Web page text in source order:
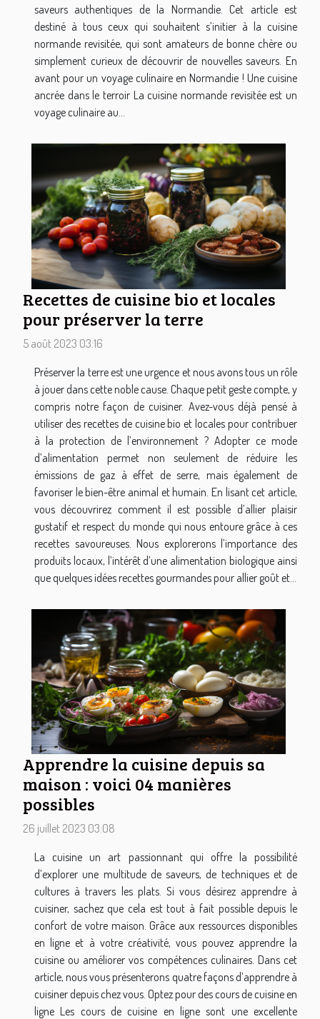
saveurs authentiques de la Normandie. Cet article est
destiné à tous ceux qui souhaitent s’initier à la cuisine
normande revisitée, qui sont amateurs de bonne chère ou
simplement curieux de découvrir de nouvelles saveurs. En
avant pour un voyage culinaire en Normandie ! Une cuisine
ancrée dans le terroir La cuisine normande revisitée est un
voyage culinaire au...
Recettes de cuisine bio et locales
pour préserver la terre
5 août 2023 03:16
Préserver la terre est une urgence et nous avons tous un rôle
à jouer dans cette noble cause. Chaque petit geste compte, y
compris notre façon de cuisiner. Avez-vous déjà pensé à
utiliser des recettes de cuisine bio et locales pour contribuer
à la protection de l’environnement ? Adopter ce mode
d’alimentation permet non seulement de réduire les
émissions de gaz à effet de serre, mais également de
favoriser le bien-être animal et humain. En lisant cet article,
vous découvrirez comment il est possible d’allier plaisir
gustatif et respect du monde qui nous entoure grâce à ces
recettes savoureuses. Nous explorerons l’importance des
produits locaux, l’intérêt d’une alimentation biologique ainsi
que quelques idées recettes gourmandes pour allier goût et...
Apprendre la cuisine depuis sa
maison : voici 04 manières
possibles
26 juillet 2023 03:08
La cuisine un art passionnant qui offre la possibilité
d’explorer une multitude de saveurs, de techniques et de
cultures à travers les plats. Si vous désirez apprendre à
cuisiner, sachez que cela est tout à fait possible depuis le
confort de votre maison. Grâce aux ressources disponibles
en ligne et à votre créativité, vous pouvez apprendre la
cuisine ou améliorer vos compétences culinaires. Dans cet
article, nous vous présenterons quatre façons d’apprendre à
cuisiner depuis chez vous. Optez pour des cours de cuisine en
ligne Les cours de cuisine en ligne sont une excellente